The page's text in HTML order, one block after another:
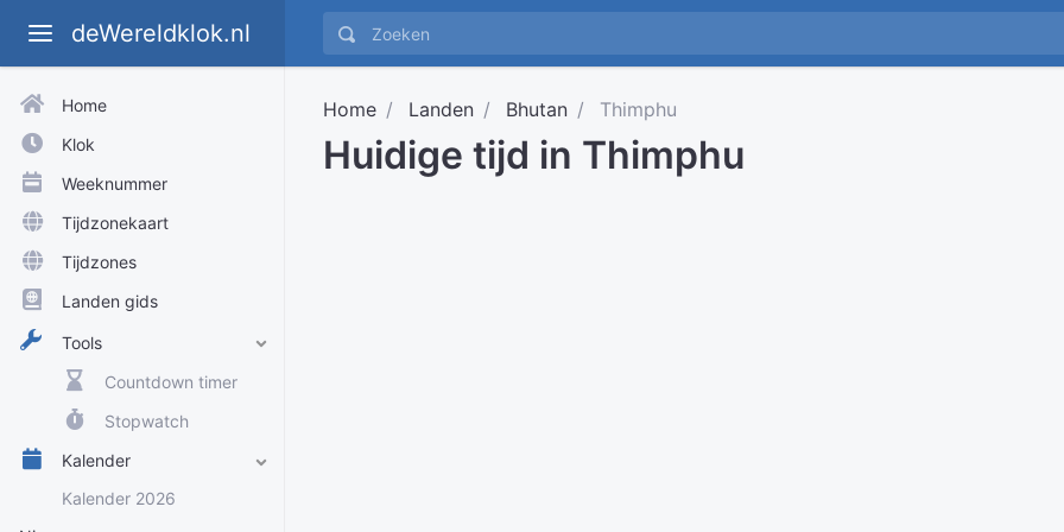
deWereldklok.nl
Home
Klok
Weeknummer
Tijdzonekaart
Tijdzones
Landen gids
Tools
Countdown timer
Stopwatch
Kalender
Kalender 2026
Home Landen Bhutan Thimphu
Huidige tijd in Thimphu